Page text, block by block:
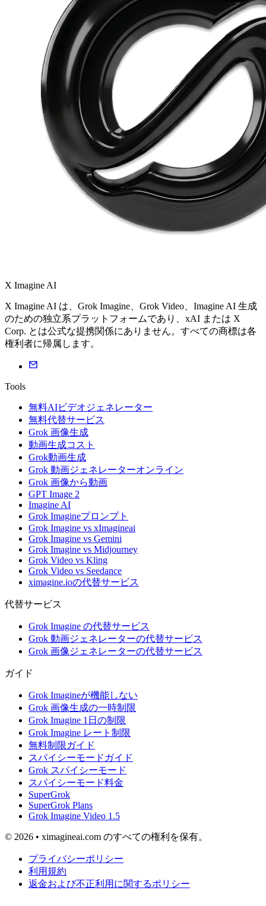
X Imagine AI
X Imagine AI は、Grok Imagine、Grok Video、Imagine AI 生成
のための独立系プラットフォームであり、xAI または X
Corp. とは公式な提携関係にありません。すべての商標は各
権利者に帰属します。
Tools
無料AIビデオジェネレーター
無料代替サービス
Grok 画像生成
動画生成コスト
Grok動画生成
Grok 動画ジェネレーターオンライン
Grok 画像から動画
GPT Image 2
Imagine AI
Grok Imagineプロンプト
Grok Imagine vs xImagineai
Grok Imagine vs Gemini
Grok Imagine vs Midjourney
Grok Video vs Kling
Grok Video vs Seedance
ximagine.ioの代替サービス
代替サービス
Grok Imagine の代替サービス
Grok 動画ジェネレーターの代替サービス
Grok 画像ジェネレーターの代替サービス
ガイド
Grok Imagineが機能しない
Grok 画像生成の一時制限
Grok Imagine 1日の制限
Grok Imagine レート制限
無料制限ガイド
スパイシーモードガイド
Grok スパイシーモード
スパイシーモード料金
SuperGrok
SuperGrok Plans
Grok Imagine Video 1.5
© 2026 • ximagineai.com のすべての権利を保有。
プライバシーポリシー
利用規約
返金および不正利用に関するポリシー